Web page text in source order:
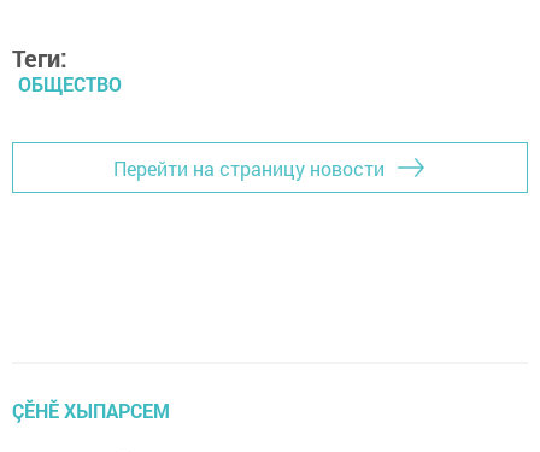
Теги:
ОБЩЕСТВО
Перейти на страницу новости
ÇӖНӖ ХЫПАРСЕМ